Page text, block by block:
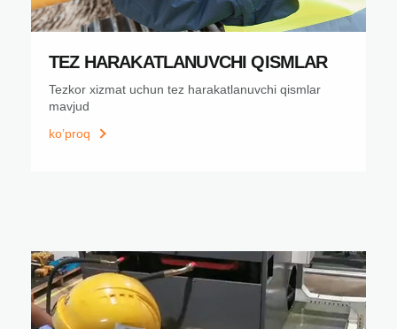
TEZ HARAKATLANUVCHI QISMLAR
Tezkor xizmat uchun tez harakatlanuvchi qismlar
mavjud
ko’proq